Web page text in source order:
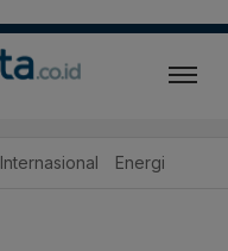
Internasional Energi